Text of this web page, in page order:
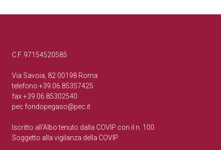
C.F. 97154520585
Via Savoia, 82 00198 Roma
telefono +39.06.85357425
fax +39.06.85302540
pec fondopegaso@pec.it
Iscritto all’Albo tenuto dalla COVIP con il n. 100
Soggetto alla vigilanza della COVIP